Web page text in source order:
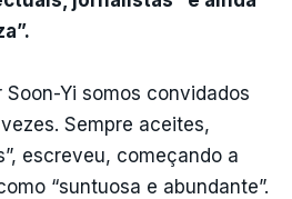
Soon-Yi somos convidados
Sempre aceites,
escreveu, começando a
“suntuosa e abundante”.